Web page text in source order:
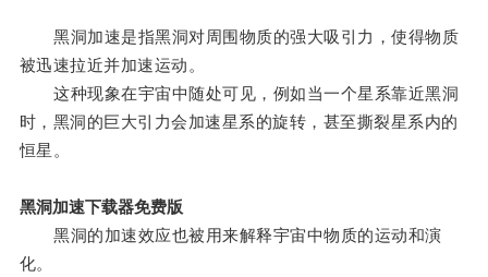
黑洞加速是指黑洞对周围物质的强大吸引力，使得物质
被迅速拉近并加速运动。
这种现象在宇宙中随处可见，例如当一个星系靠近黑洞
时，黑洞的巨大引力会加速星系的旋转，甚至撕裂星系内的
恒星。
黑洞加速下载器免费版
黑洞的加速效应也被用来解释宇宙中物质的运动和演
化。